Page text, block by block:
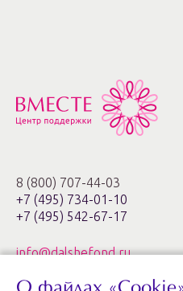
8 (800) 707-44-03
+7 (495) 734-01-10
+7 (495) 542-67-17
info@dalshefond.ru